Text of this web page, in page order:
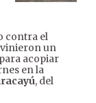
contra el
un
acopiar
en la
, del